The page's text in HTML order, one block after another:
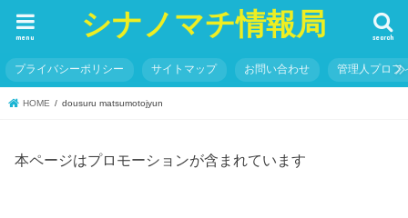
シナノマチ情報局 search
menu
プライバシーポリシー サイトマップ お問い合わせ 管理人プロフ
HOME dousuru matsumotojyun
本ページはプロモーションが含まれています